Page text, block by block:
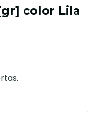
color Lila